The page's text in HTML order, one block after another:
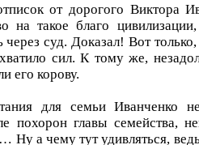
от дорогого Виктора
на такое благо
суд. Доказал! Вот
сил. К тому же,
его корову.
для семьи Иванченко
похорон главы семейства,
Ну а чему тут удивляться,